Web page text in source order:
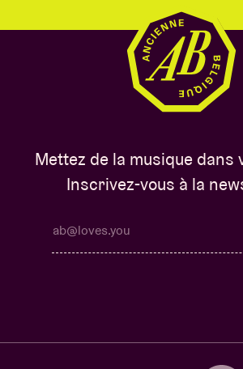
Mettez de la musique dans
Inscrivez-vous à la